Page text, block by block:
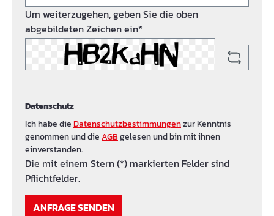
Um weiterzugehen, geben Sie die oben
abgebildeten Zeichen ein*
Datenschutz
Ich habe dieDatenschutzbestimmungenzur Kenntnis
genommen und dieAGBgelesen und bin mit ihnen
einverstanden.
Die mit einem Stern (*) markierten Felder sind
Pflichtfelder.
ANFRAGE SENDEN